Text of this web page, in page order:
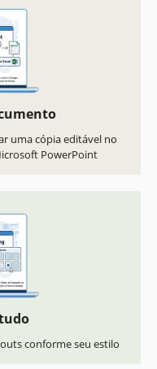
uma cópia editável no
PowerPoint
conforme seu estilo